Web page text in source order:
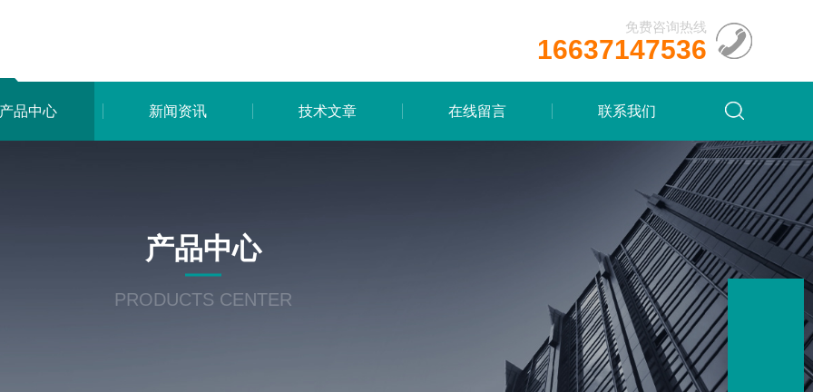
免费咨询热线
16637147536
产品中心 新闻资讯 技术文章 在线留言 联系我们
产品中心
PRODUCTS CENTER